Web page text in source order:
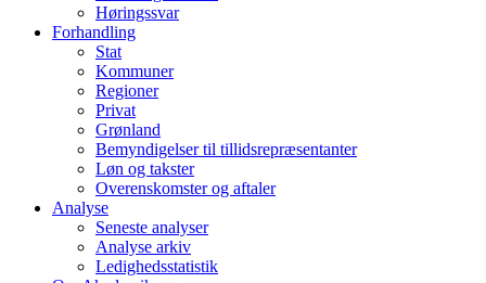
Høringssvar
Forhandling
Stat
Kommuner
Regioner
Privat
Grønland
Bemyndigelser til tillidsrepræsentanter
Løn og takster
Overenskomster og aftaler
Analyse
Seneste analyser
Analyse arkiv
Ledighedsstatistik